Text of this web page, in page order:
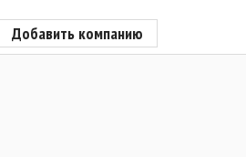
Добавить компанию